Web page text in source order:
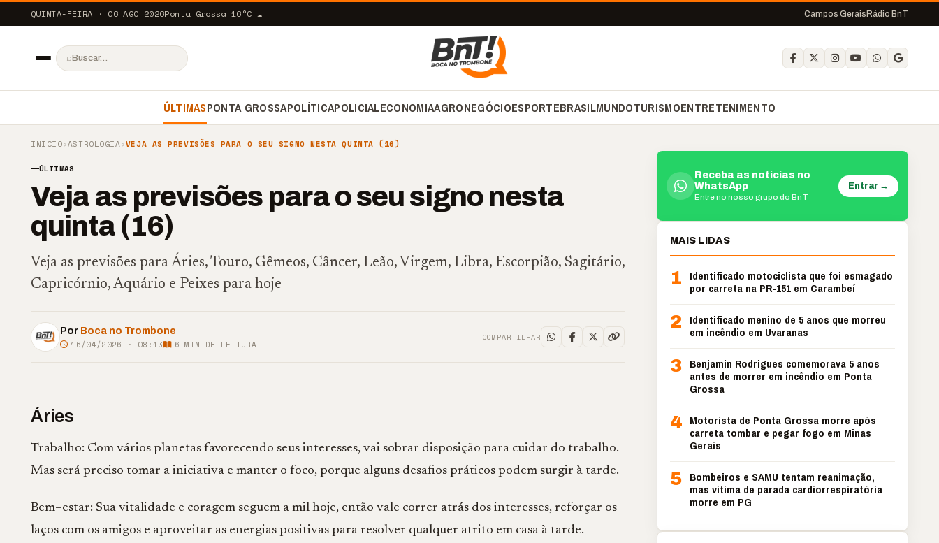
QUINTA-FEIRA · 06 AGO 2026Ponta Grossa16°C ☁️ Campos Gerais Rádio BnT
⌕
ÚLTIMASPONTA GROSSAPOLÍTICAPOLICIALECONOMIAAGRONEGÓCIOESPORTEBRASILMUNDOTURISMOENTRETENIMENTO
INÍCIO›ASTROLOGIA›VEJA AS PREVISÕES PARA O SEU SIGNO NESTA QUINTA (16)
ÚLTIMAS
Veja as previsões para o seu signo nesta
quinta (16)
Veja as previsões para Áries, Touro, Gêmeos, Câncer, Leão, Virgem, Libra, Escorpião, Sagitário,
Capricórnio, Aquário e Peixes para hoje
Por Boca no Trombone
16/04/2026 · 08:13 6 MIN DE LEITURA
COMPARTILHAR
Áries
Trabalho: Com vários planetas favorecendo seus interesses, vai sobrar disposição para cuidar do trabalho.
Mas será preciso tomar a iniciativa e manter o foco, porque alguns desafios práticos podem surgir à tarde.
Bem–estar: Sua vitalidade e coragem seguem a mil hoje, então vale correr atrás dos interesses, reforçar os
laços com os amigos e aproveitar as energias positivas para resolver qualquer atrito em casa à tarde.
Receba as notícias no
WhatsApp
Entre no nosso grupo do BnT
Entrar →
MAIS LIDAS
1
Identificado motociclista que foi esmagado
por carreta na PR-151 em Carambeí
2
Identificado menino de 5 anos que morreu
em incêndio em Uvaranas
3 Benjamin Rodrigues comemorava 5 anos
antes de morrer em incêndio em Ponta
Grossa
4 Motorista de Ponta Grossa morre após
carreta tombar e pegar fogo em Minas
Gerais
5 Bombeiros e SAMU tentam reanimação,
mas vítima de parada cardiorrespiratória
morre em PG